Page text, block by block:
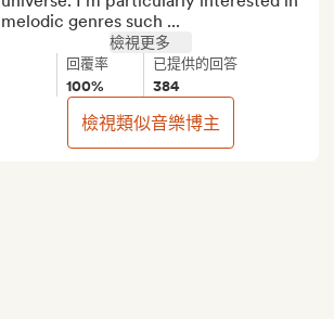
melodic genres such ...
檢視更多
回覆率
100%
已提供的回答
384
檢視類似音樂博主